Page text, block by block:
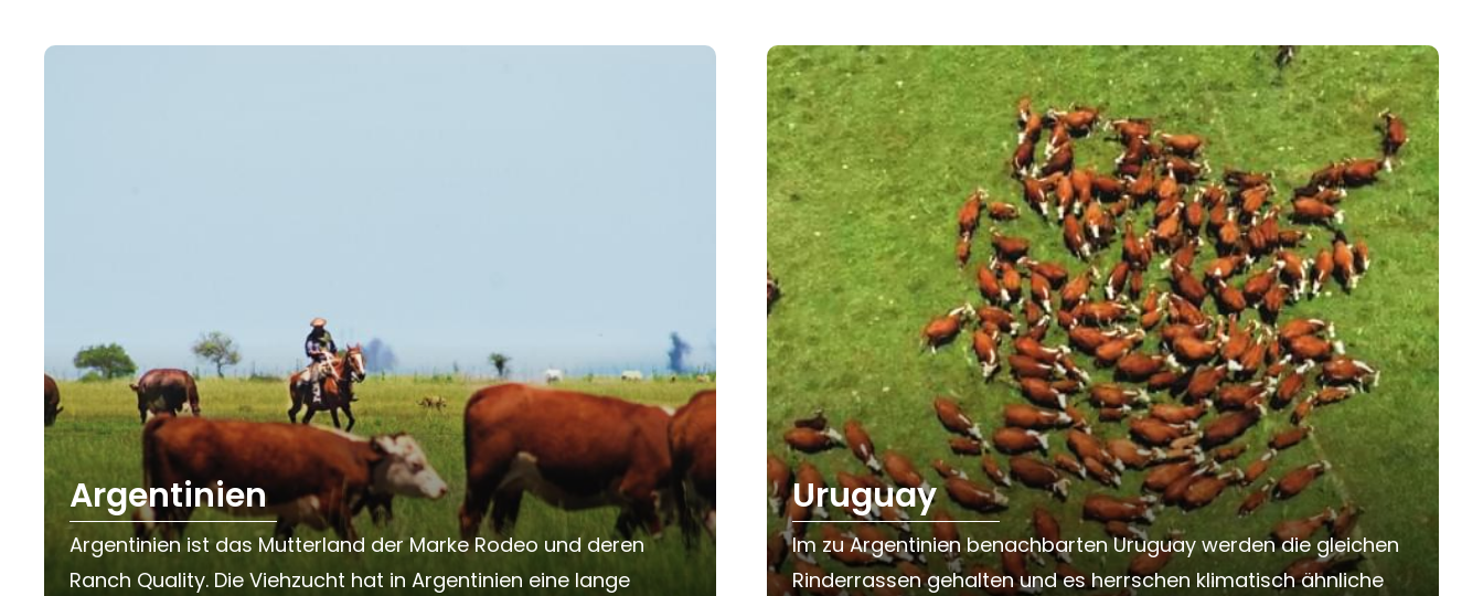
Argentinien
Argentinien ist das Mutterland der Marke Rodeo und deren
Ranch Quality. Die Viehzucht hat in Argentinien eine lange
Uruguay
Im zu Argentinien benachbarten Uruguay werden die gleichen
Rinderrassen gehalten und es herrschen klimatisch ähnliche